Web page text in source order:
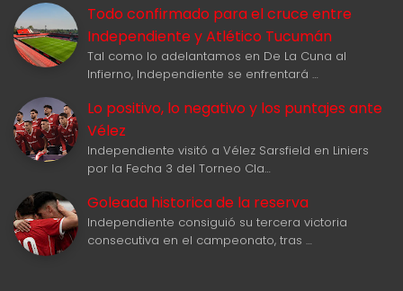
Todo confirmado para el cruce entre
Independiente y Atlético Tucumán
Tal como lo adelantamos en De La Cuna al
Infierno, Independiente se enfrentará …
Lo positivo, lo negativo y los puntajes ante
Vélez
Independiente visitó a Vélez Sarsfield en Liniers
por la Fecha 3 del Torneo Cla…
Goleada historica de la reserva
Independiente consiguió su tercera victoria
consecutiva en el campeonato, tras …